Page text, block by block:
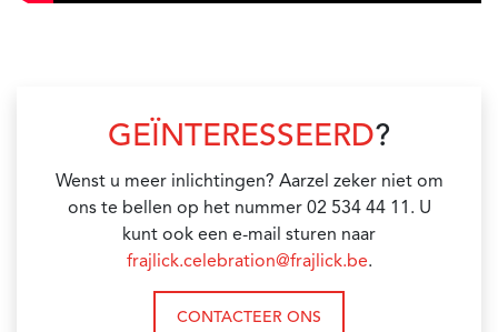
GEÏNTERESSEERD?
Wenst u meer inlichtingen? Aarzel zeker niet om
ons te bellen op het nummer 02 534 44 11. U
kunt ook een e-mail sturen naar
frajlick.celebration@frajlick.be.
CONTACTEER ONS